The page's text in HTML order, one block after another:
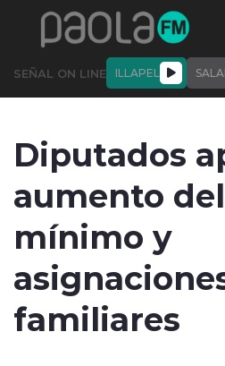
Click acá para ir directamente
SEÑAL ON LINE ILLAPEL
modo claro
Diputados
aumento
mínimo y
familiares